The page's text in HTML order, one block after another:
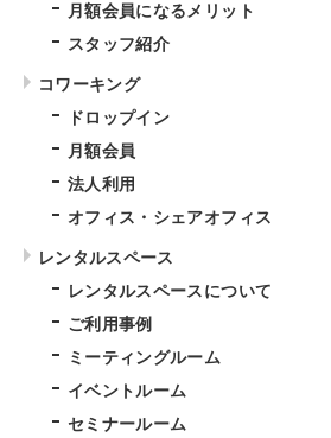
月額会員になるメリット
スタッフ紹介
コワーキング
ドロップイン
月額会員
法人利用
オフィス・シェアオフィス
レンタルスペース
レンタルスペースについて
ご利用事例
ミーティングルーム
イベントルーム
セミナールーム